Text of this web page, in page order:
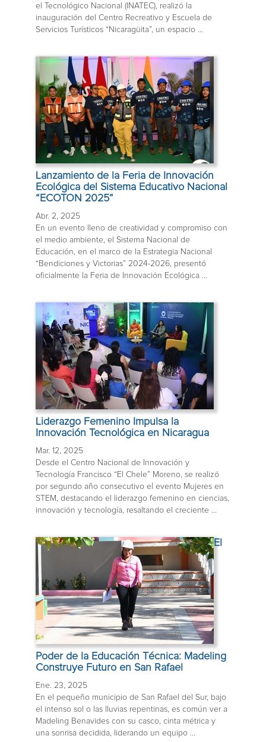
el Tecnológico Nacional (INATEC), realizó la
inauguración del Centro Recreativo y Escuela de
Servicios Turísticos “Nicaragüita”, un espacio ...
Lanzamiento de la Feria de Innovación
Ecológica del Sistema Educativo Nacional
“ECOTON 2025”
Abr. 2, 2025
En un evento lleno de creatividad y compromiso con
el medio ambiente, el Sistema Nacional de
Educación, en el marco de la Estrategia Nacional
“Bendiciones y Victorias” 2024-2026, presentó
oficialmente la Feria de Innovación Ecológica ...
Liderazgo Femenino Impulsa la
Innovación Tecnológica en Nicaragua
Mar. 12, 2025
Desde el Centro Nacional de Innovación y
Tecnología Francisco “El Chele” Moreno, se realizó
por segundo año consecutivo el evento Mujeres en
STEM, destacando el liderazgo femenino en ciencias,
innovación y tecnología, resaltando el creciente ...
El
Poder de la Educación Técnica: Madeling
Construye Futuro en San Rafael
Ene. 23, 2025
En el pequeño municipio de San Rafael del Sur, bajo
el intenso sol o las lluvias repentinas, es común ver a
Madeling Benavides con su casco, cinta métrica y
una sonrisa decidida, liderando un equipo ...